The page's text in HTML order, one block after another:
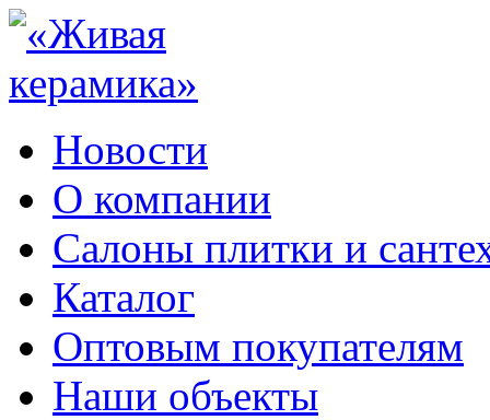
Новости
О компании
Салоны плитки и
Каталог
Оптовым покупателям
Наши объекты